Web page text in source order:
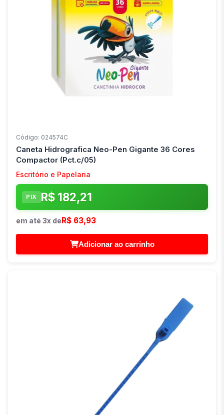
Código: 024574C
Caneta Hidrografica Neo-Pen Gigante 36 Cores
Compactor (Pct.c/05)
Escritório e Papelaria
PIX R$ 182,21
em até 3x de R$ 63,93
Adicionar ao carrinho